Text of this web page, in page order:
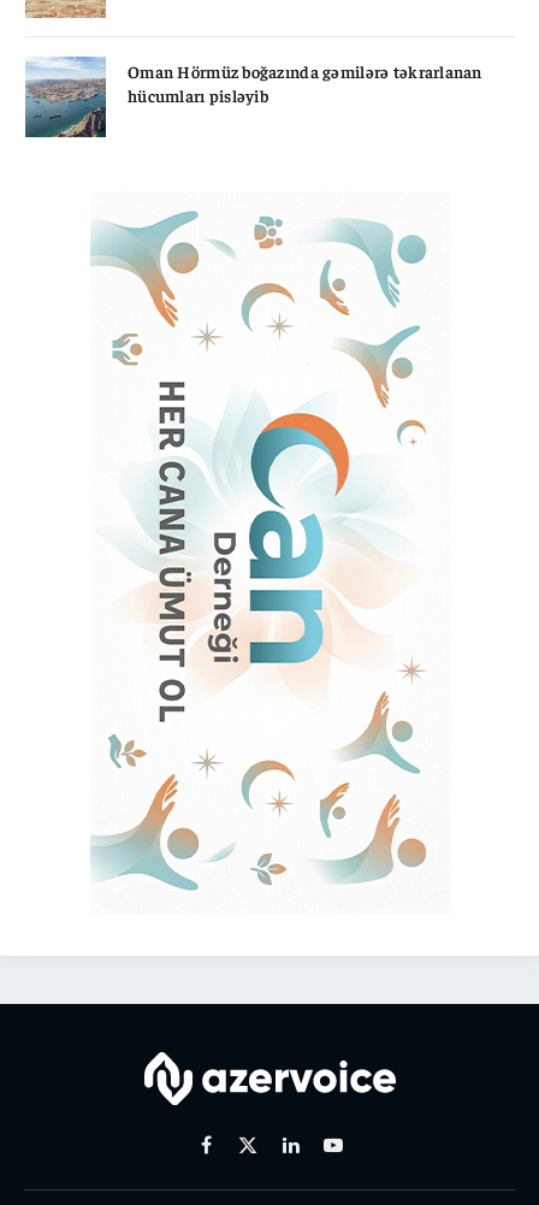
Oman Hörmüz boğazında gəmilərə təkrarlanan
hücumları pisləyib
Facebook
X
LinkedinYoutube